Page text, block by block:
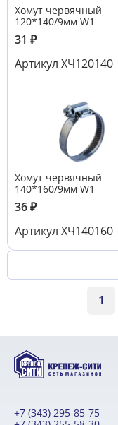
Хомут червячный
120*140/9мм W1
31 ₽
Артикул ХЧ120140
Хомут червячный
140*160/9мм W1
36₽
Артикул ХЧ140160
1
+7 (343) 295-85-75